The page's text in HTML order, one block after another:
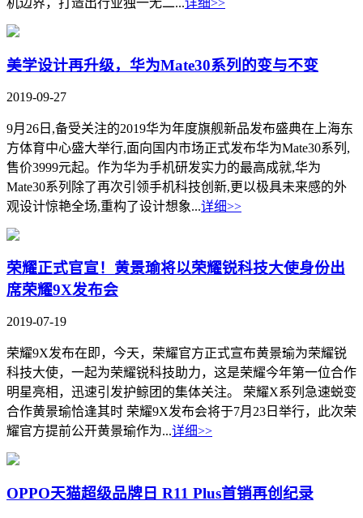
机边界，打造出行业独一无二...详细>>
美学设计再升级，华为Mate30系列的变与不变
2019-09-27
9月26日,备受关注的2019华为年度旗舰新品发布盛典在上海东
方体育中心盛大举行,面向国内市场正式发布华为Mate30系列,
售价3999元起。作为华为手机研发实力的最高成就,华为
Mate30系列除了再次引领手机科技创新,更以极具未来感的外
观设计惊艳全场,重构了设计想象...详细>>
荣耀正式官宣！黄景瑜将以荣耀锐科技大使身份出
席荣耀9X发布会
2019-07-19
荣耀9X发布在即，今天，荣耀官方正式宣布黄景瑜为荣耀锐
科技大使，一起为荣耀锐科技助力，这是荣耀今年第一位合作
明星亮相，迅速引发护鲸团的集体关注。 荣耀X系列急速蜕变
合作黄景瑜恰逢其时 荣耀9X发布会将于7月23日举行，此次荣
耀官方提前公开黄景瑜作为...详细>>
OPPO天猫超级品牌日 R11 Plus首销再创纪录